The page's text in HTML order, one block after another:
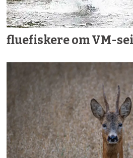
fluefiskere om VM-